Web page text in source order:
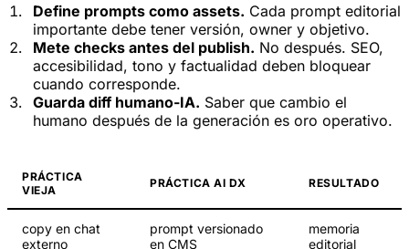
Define prompts como assets. Cada prompt editorial
importante debe tener versión, owner y objetivo.
Mete checks antes del publish. No después. SEO,
accesibilidad, tono y factualidad deben bloquear
cuando corresponde.
Guarda diff humano-IA. Saber que cambio el
humano después de la generación es oro operativo.
PRÁCTICA
VIEJA
PRÁCTICA AI DX RESULTADO
copy en chat
externo
prompt versionado
en CMS
memoria
editorial